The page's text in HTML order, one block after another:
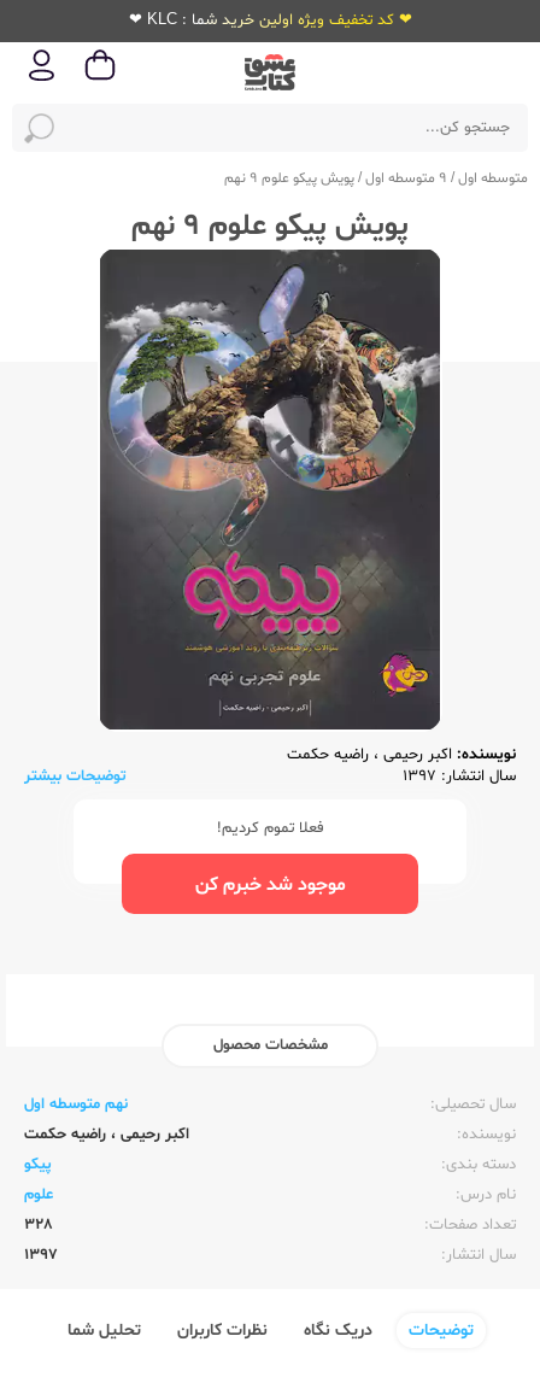
❤ کد تخفیف ویژه اولین خرید شما : KLC ❤
متوسطه اول/ 9 متوسطه اول /پویش پیکو علوم 9 نهم
پویش پیکو علوم 9 نهم
نویسنده: اکبر رحیمی ، راضیه حکمت
سال انتشار: 1397
توضیحات بیشتر
فعلا تموم کردیم!
موجود شد خبرم کن
مشخصات محصول
سال تحصیلی:‌
نهم متوسطه اول
نویسنده:‌
اکبر رحیمی ، راضیه حکمت
دسته بندی:
پیکو
نام درس:
علوم
تعداد صفحات:‌
328
سال انتشار:‌
1397
توضیحات دریک نگاه نظرات کاربران تحلیل شما